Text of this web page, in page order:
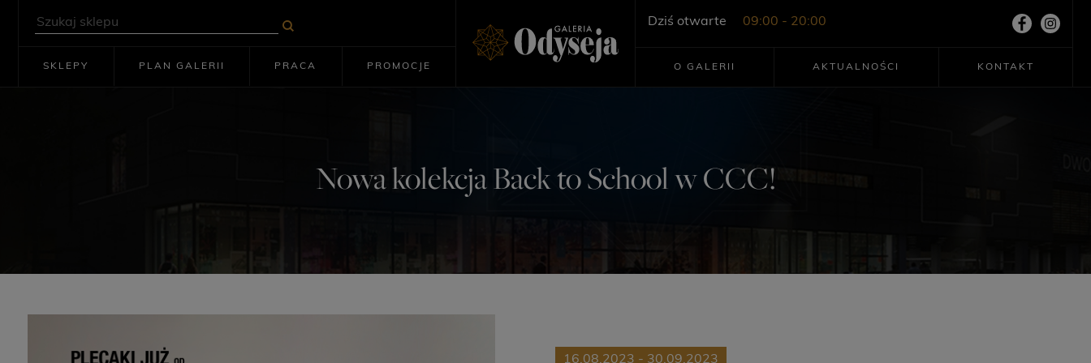
SKLEPY PLAN GALERII PRACA PROMOCJE
Dziś otwarte 09:00 - 20:00
O GALERII AKTUALNOŚCI KONTAKT
Nowa kolekcja Back to School w CCC!
16.08.2023 - 30.09.2023